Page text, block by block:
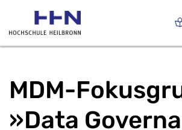
MDM-
»Data